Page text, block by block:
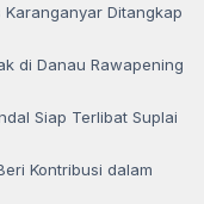
Ditangkap
di Danau Rawapening
Siap Terlibat Suplai
Kontribusi dalam